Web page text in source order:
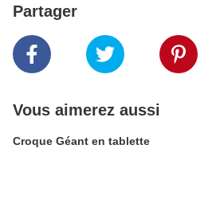
Partager
Vous aimerez aussi
Croque Géant en tablette